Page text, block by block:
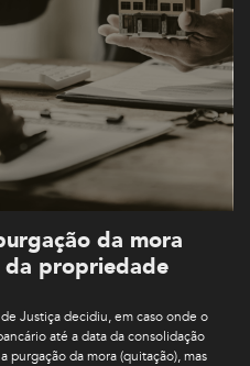
da mora
da propriedade
Justiça decidiu, em caso onde o
até a data da consolidação
purgação da mora (quitação), mas